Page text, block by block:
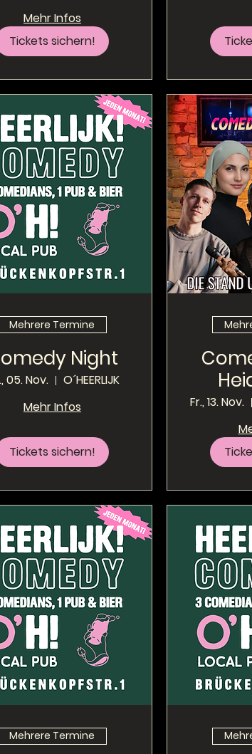
Mehr Infos
Tickets sichern!
Mehrere Termine
Night
05. Nov.
O´HEERLIJK
Mehr Infos
Tickets sichern!
Fr., 13. Nov.
Mehrere Termine